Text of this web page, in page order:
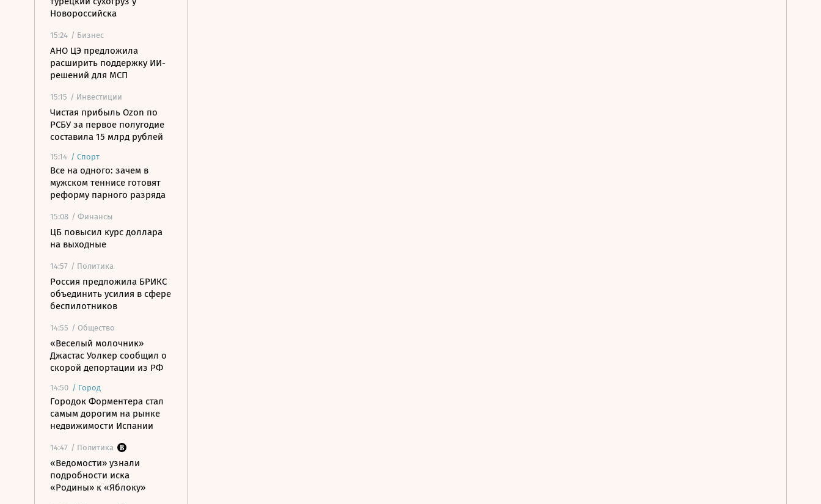
Новороссийска
15:24 / Бизнес
АНО ЦЭ предложила
расширить поддержку ИИ-
решений для МСП
15:15 / Инвестиции
Чистая прибыль Ozon по
РСБУ за первое полугодие
составила 15 млрд рублей
15:14 / Спорт
Все на одного: зачем в
мужском теннисе готовят
реформу парного разряда
15:08 / Финансы
ЦБ повысил курс доллара
на выходные
14:57 / Политика
Россия предложила БРИКС
объединить усилия в сфере
беспилотников
14:55 / Общество
«Веселый молочник»
Джастас Уолкер сообщил о
скорой депортации из РФ
14:50 / Город
Городок Форментера стал
самым дорогим на рынке
недвижимости Испании
14:47 / Политика
«Ведомости» узнали
подробности иска
«Родины» к «Яблоку»